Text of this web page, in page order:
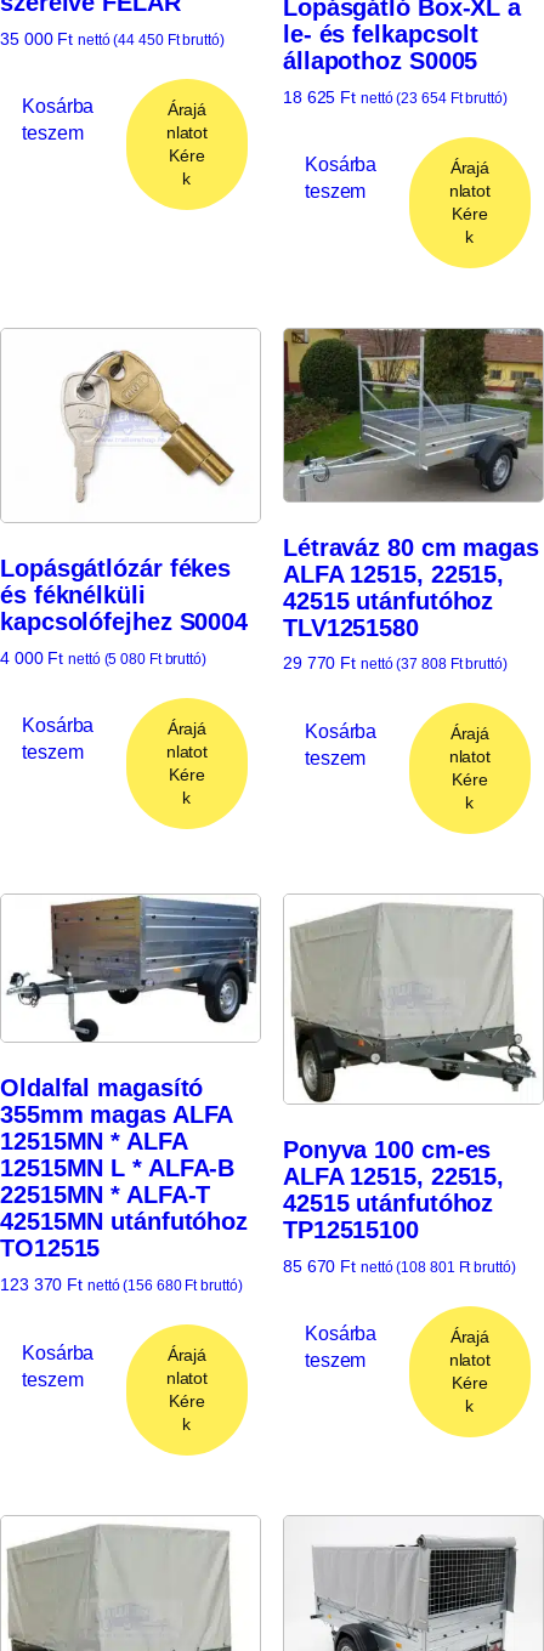
35 000 Ft nettó (44 450 Ftbruttó)
Kosárba
teszem
Árajá
nlatot
Kére
k
Lopásgátló Box-XL a
le- és felkapcsolt
állapothoz S0005
18 625 Ft nettó (23 654 Ftbruttó)
Kosárba
teszem
Árajá
nlatot
Kére
k
Lopásgátlózár fékes
és féknélküli
kapcsolófejhez S0004
4 000 Ft nettó (5 080 Ftbruttó)
Kosárba
teszem
Árajá
nlatot
Kére
k
Létraváz 80 cm magas
ALFA 12515, 22515,
42515 utánfutóhoz
TLV1251580
29 770 Ft nettó (37 808 Ftbruttó)
Kosárba
teszem
Árajá
nlatot
Kére
k
Oldalfal magasító
355mm magas ALFA
12515MN * ALFA
12515MN L * ALFA-B
22515MN * ALFA-T
42515MN utánfutóhoz
TO12515
123 370 Ft nettó (156 680 Ftbruttó)
Kosárba
teszem
Árajá
nlatot
Kére
k
Ponyva 100 cm-es
ALFA 12515, 22515,
42515 utánfutóhoz
TP12515100
85 670 Ft nettó (108 801 Ftbruttó)
Kosárba
teszem
Árajá
nlatot
Kére
k